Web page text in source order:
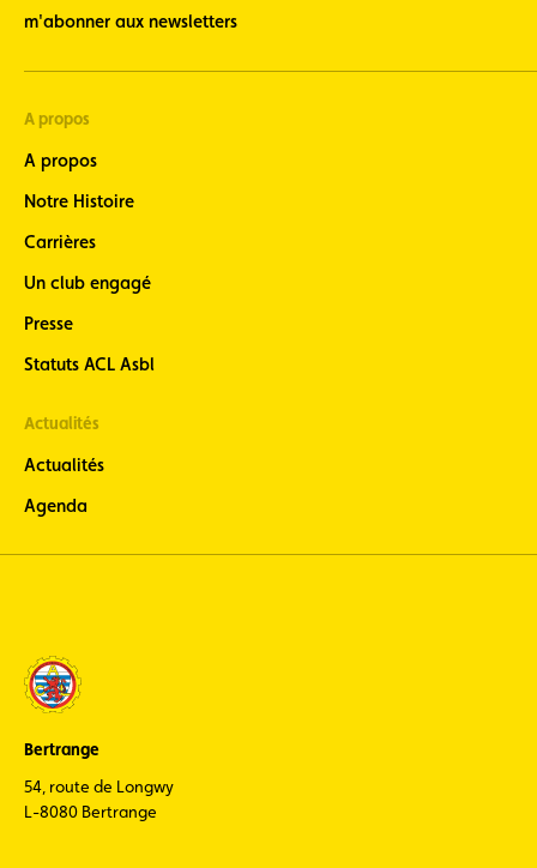
m'abonner aux newsletters
A propos
A propos
Notre Histoire
Carrières
Un club engagé
Presse
Statuts ACL Asbl
Actualités
Actualités
Agenda
Bertrange
54, route de Longwy
L-8080 Bertrange